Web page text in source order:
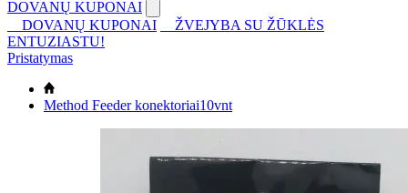
DOVANŲ KUPONAI
DOVANŲ KUPONAI
ŽVEJYBA SU ŽŪKLĖS
ENTUZIASTU!
Pristatymas
Method Feeder konektoriai10vnt